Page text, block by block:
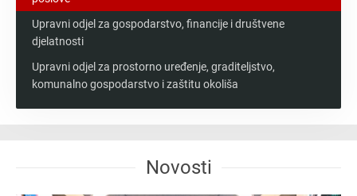
Upravni odjel za gospodarstvo, financije i društvene
djelatnosti
Upravni odjel za prostorno uređenje, graditeljstvo,
komunalno gospodarstvo i zaštitu okoliša
Novosti